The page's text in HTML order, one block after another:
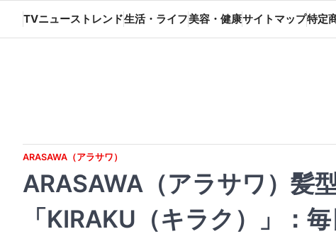
content
TVニューストレンド生活・ライフ美容・健康サイトマップ特定
ARASAWA（アラサワ）
ARASAWA（アラサワ）髪
「KIRAKU（キラク）」：